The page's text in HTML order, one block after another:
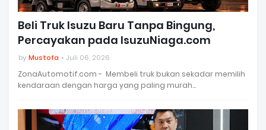
Beli Truk Isuzu Baru Tanpa Bingung,
Percayakan pada IsuzuNiaga.com
by Mustofa Juli 06, 2026
ZonaAutomotif.com - Membeli truk bukan sekadar memilih
kendaraan dengan harga yang paling murah…